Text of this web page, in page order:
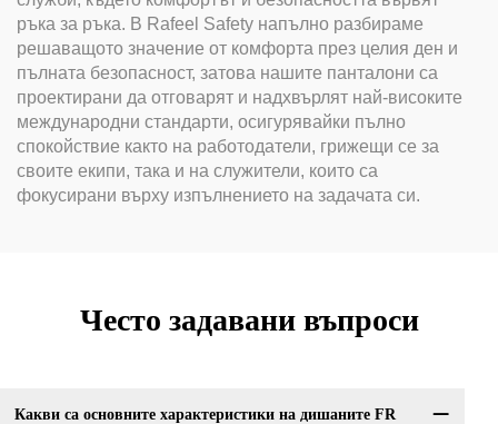
ръка за ръка. В Rafeel Safety напълно разбираме
решаващото значение от комфорта през целия ден и
пълната безопасност, затова нашите панталони са
проектирани да отговарят и надхвърлят най-високите
международни стандарти, осигурявайки пълно
спокойствие както на работодатели, грижещи се за
своите екипи, така и на служители, които са
фокусирани върху изпълнението на задачата си.
Често задавани въпроси
Какви са основните характеристики на дишаните FR